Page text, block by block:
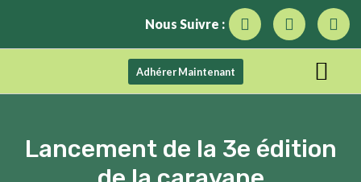
Nous Suivre :
Adhérer Maintenant
Lancement de la 3e édition